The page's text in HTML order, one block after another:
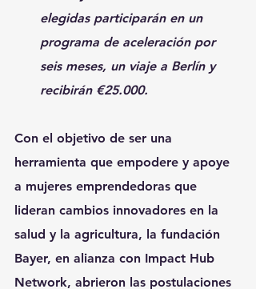
elegidas participarán en un
programa de aceleración por
seis meses, un viaje a Berlín y
recibirán €25.000.
Con el objetivo de ser una
herramienta que empodere y apoye
a mujeres emprendedoras que
lideran cambios innovadores en la
salud y la agricultura, la fundación
Bayer, en alianza con Impact Hub
Network, abrieron las postulaciones